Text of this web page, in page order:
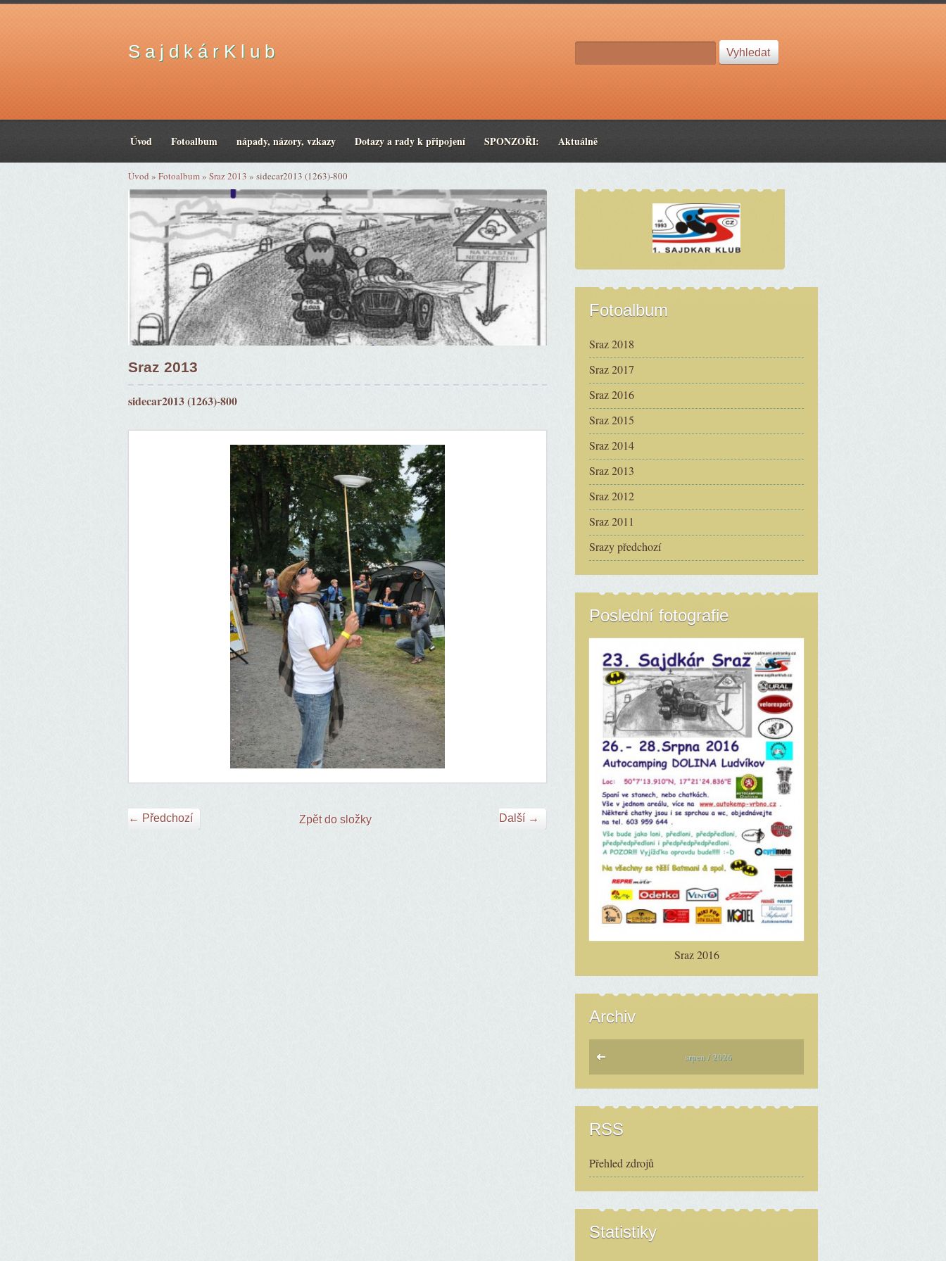
S a j d k á r K l u b
Úvod Fotoalbum nápady, názory, vzkazy Dotazy a rady k připojení SPONZOŘI: Aktuálně
Úvod » Fotoalbum» Sraz 2013 » sidecar2013 (1263)-800
Sraz 2013
sidecar2013 (1263)-800
← Předchozí Další →
Zpět do složky
Fotoalbum
Sraz 2018
Sraz 2017
Sraz 2016
Sraz 2015
Sraz 2014
Sraz 2013
Sraz 2012
Sraz 2011
Srazy předchozí
Poslední fotografie
Sraz 2016
Archiv
srpen / 2026
RSS
Přehled zdrojů
Statistiky